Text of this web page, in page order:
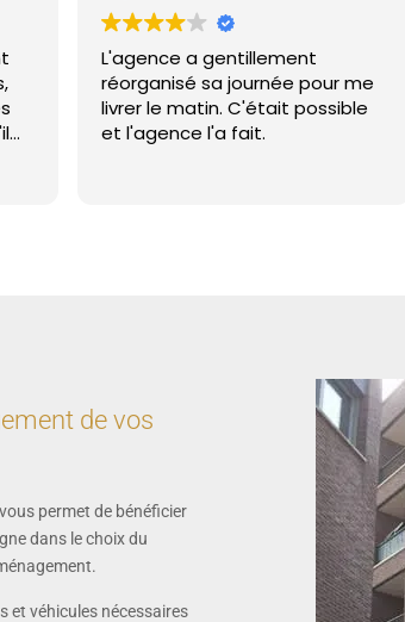
me
J'ai eu un problème de sécurité
et cette compagnie s'est
montrée très presente,
professionnelle et réactive. Je
de vos
permet de bénéficier
dans le choix du
et véhicules nécessaires